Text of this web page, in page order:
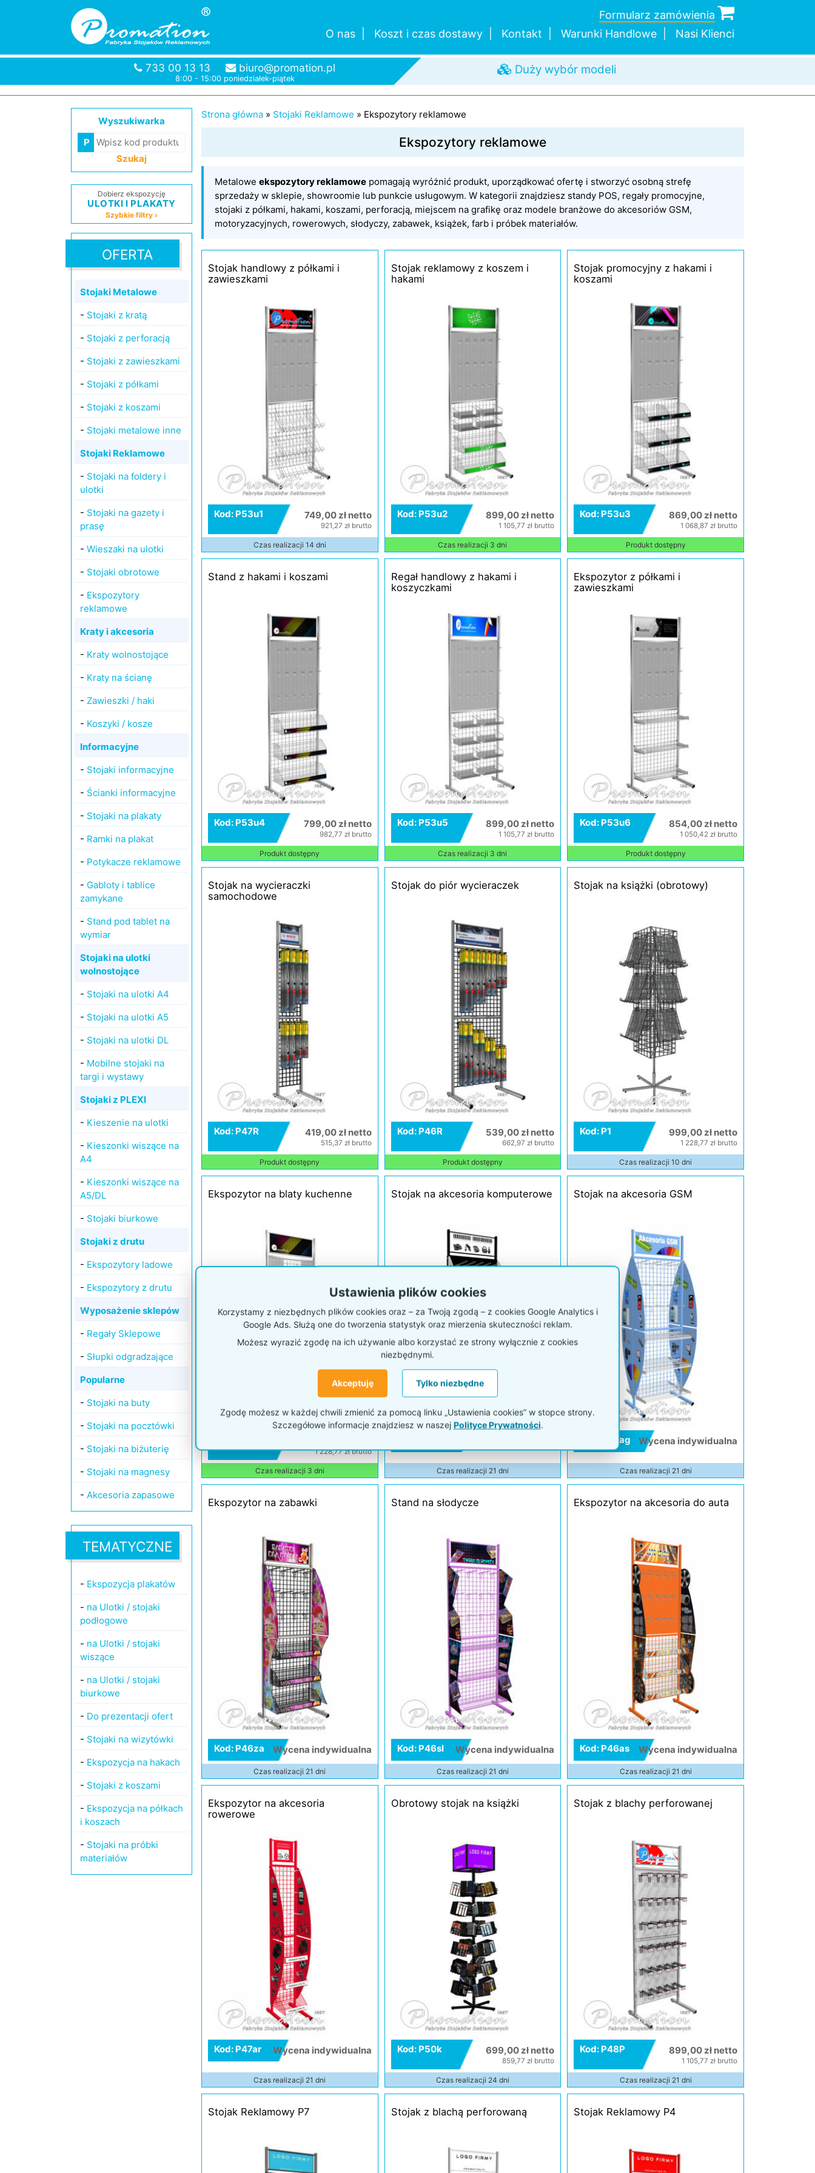
O nas Koszt i czas dostawy Kontakt Warunki Handlowe Nasi Klienci
Formularz zamówienia
733 00 13 13 biuro@promation.pl
8:00 - 15:00 poniedziałek-piątek
Szybka wysyłka
Od jednej sztuki
Duży wybór modeli
Pomoc w doborze
Wyszukiwarka
Szukaj
Dobierz ekspozycję
ULOTKI I PLAKATY
Szybkie filtry ›
OFERTA
Stojaki Metalowe
- Stojaki z kratą
- Stojaki z perforacją
- Stojaki z zawieszkami
- Stojaki z półkami
- Stojaki z koszami
- Stojaki metalowe inne
Stojaki Reklamowe
- Stojaki na foldery i
ulotki
- Stojaki na gazety i
prasę
- Wieszaki na ulotki
- Stojaki obrotowe
- Ekspozytory
reklamowe
Kraty i akcesoria
- Kraty wolnostojące
- Kraty na ścianę
- Zawieszki / haki
- Koszyki / kosze
Informacyjne
- Stojaki informacyjne
- Ścianki informacyjne
- Stojaki na plakaty
- Ramki na plakat
- Potykacze reklamowe
- Gabloty i tablice
zamykane
- Stand pod tablet na
wymiar
Stojaki na ulotki
wolnostojące
- Stojaki na ulotki A4
- Stojaki na ulotki A5
- Stojaki na ulotki DL
- Mobilne stojaki na
targi i wystawy
Stojaki z PLEXI
- Kieszenie na ulotki
- Kieszonki wiszące na
A4
- Kieszonki wiszące na
A5/DL
- Stojaki biurkowe
Stojaki z drutu
- Ekspozytory ladowe
- Ekspozytory z drutu
Wyposażenie sklepów
- Regały Sklepowe
- Słupki odgradzające
Popularne
- Stojaki na buty
- Stojaki na pocztówki
- Stojaki na biżuterię
- Stojaki na magnesy
- Akcesoria zapasowe
TEMATYCZNE
- Ekspozycja plakatów
- na Ulotki / stojaki
podłogowe
- na Ulotki / stojaki
wiszące
- na Ulotki / stojaki
biurkowe
- Do prezentacji ofert
- Stojaki na wizytówki
- Ekspozycja na hakach
- Stojaki z koszami
- Ekspozycja na półkach
i koszach
- Stojaki na próbki
materiałów
Strona główna » Stojaki Reklamowe » Ekspozytory reklamowe
Ekspozytory reklamowe
Metalowe ekspozytory reklamowe pomagają wyróżnić produkt, uporządkować ofertę i stworzyć osobną strefę
sprzedaży w sklepie, showroomie lub punkcie usługowym. W kategorii znajdziesz standy POS, regały promocyjne,
stojaki z półkami, hakami, koszami, perforacją, miejscem na grafikę oraz modele branżowe do akcesoriów GSM,
motoryzacyjnych, rowerowych, słodyczy, zabawek, książek, farb i próbek materiałów.
Stojak handlowy z półkami i
zawieszkami
Kod: P53u1 749,00 zł netto
921,27 zł brutto
Czas realizacji 14 dni
Stojak reklamowy z koszem i
hakami
Kod: P53u2 899,00 zł netto
1 105,77 zł brutto
Czas realizacji 3 dni
Stojak promocyjny z hakami i
koszami
Kod: P53u3 869,00 zł netto
1 068,87 zł brutto
Produkt dostępny
Stand z hakami i koszami
Kod: P53u4 799,00 zł netto
982,77 zł brutto
Produkt dostępny
Regał handlowy z hakami i
koszyczkami
Kod: P53u5 899,00 zł netto
1 105,77 zł brutto
Czas realizacji 3 dni
Ekspozytor z półkami i
zawieszkami
Kod: P53u6 854,00 zł netto
1 050,42 zł brutto
Produkt dostępny
Stojak na wycieraczki
samochodowe
Kod: P47R 419,00 zł netto
515,37 zł brutto
Produkt dostępny
Stojak do piór wycieraczek
Kod: P46R 539,00 zł netto
662,97 zł brutto
Produkt dostępny
Stojak na książki (obrotowy)
Kod: P1 999,00 zł netto
1 228,77 zł brutto
Czas realizacji 10 dni
Ekspozytor na blaty kuchenne
1 228,77 zł brutto
Czas realizacji 3 dni
Stojak na akcesoria komputerowe
Czas realizacji 21 dni
Stojak na akcesoria GSM
Kod: P46ag Wycena indywidualna
Czas realizacji 21 dni
Ekspozytor na zabawki
Kod: P46za Wycena indywidualna
Czas realizacji 21 dni
Stand na słodycze
Kod: P46sl Wycena indywidualna
Czas realizacji 21 dni
Ekspozytor na akcesoria do auta
Kod: P46as Wycena indywidualna
Czas realizacji 21 dni
Ekspozytor na akcesoria
rowerowe
Kod: P47ar Wycena indywidualna
Czas realizacji 21 dni
Obrotowy stojak na książki
Kod: P50k 699,00 zł netto
859,77 zł brutto
Czas realizacji 24 dni
Stojak z blachy perforowanej
Kod: P48P 899,00 zł netto
1 105,77 zł brutto
Czas realizacji 21 dni
Stojak Reklamowy P7 Stojak z blachą perforowaną Stojak Reklamowy P4
Ustawienia plików cookies
Korzystamy z niezbędnych plików cookies oraz – za Twoją zgodą – z cookies Google Analytics i
Google Ads. Służą one do tworzenia statystyk oraz mierzenia skuteczności reklam.
Możesz wyrazić zgodę na ich używanie albo korzystać ze strony wyłącznie z cookies
niezbędnymi.
Akceptuję Tylko niezbędne
Zgodę możesz w każdej chwili zmienić za pomocą linku „Ustawienia cookies” w stopce strony.
Szczegółowe informacje znajdziesz w naszej Polityce Prywatności.